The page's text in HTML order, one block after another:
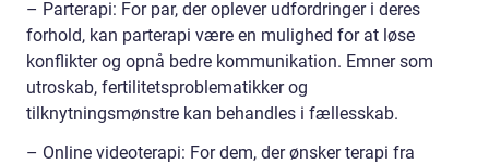
– Parterapi: For par, der oplever udfordringer i deres
forhold, kan parterapi være en mulighed for at løse
konflikter og opnå bedre kommunikation. Emner som
utroskab, fertilitetsproblematikker og
tilknytningsmønstre kan behandles i fællesskab.
– Online videoterapi: For dem, der ønsker terapi fra